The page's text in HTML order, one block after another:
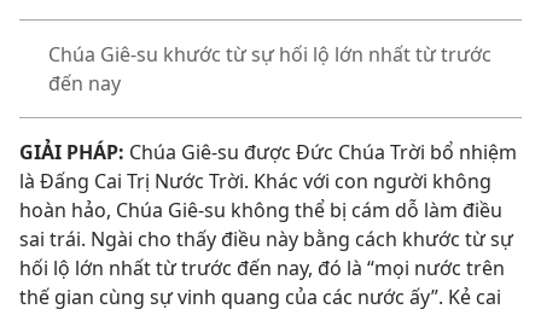
Chúa Giê-su khước từ sự hối lộ lớn nhất từ trước
đến nay
GIẢI PHÁP: Chúa Giê-su được Đức Chúa Trời bổ nhiệm
là Đấng Cai Trị Nước Trời. Khác với con người không
hoàn hảo, Chúa Giê-su không thể bị cám dỗ làm điều
sai trái. Ngài cho thấy điều này bằng cách khước từ sự
hối lộ lớn nhất từ trước đến nay, đó là “mọi nước trên
thế gian cùng sự vinh quang của các nước ấy”. Kẻ cai